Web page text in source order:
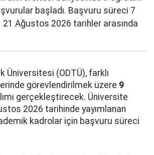
başladı. Başvuru süreci 7
Ağustos 2026 tarihler arasında
Üniversitesi (ODTÜ), farklı
görevlendirilmek üzere 9
gerçekleştirecek. Üniversite
2026 tarihinde yayımlanan
kadrolar için başvuru süreci